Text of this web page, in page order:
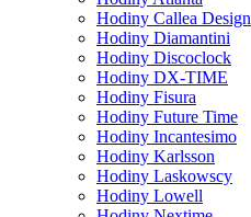
Hodiny Callea Design
Hodiny Diamantini
Hodiny Discoclock
Hodiny DX-TIME
Hodiny Fisura
Hodiny Future Time
Hodiny Incantesimo
Hodiny Karlsson
Hodiny Laskowscy
Hodiny Lowell